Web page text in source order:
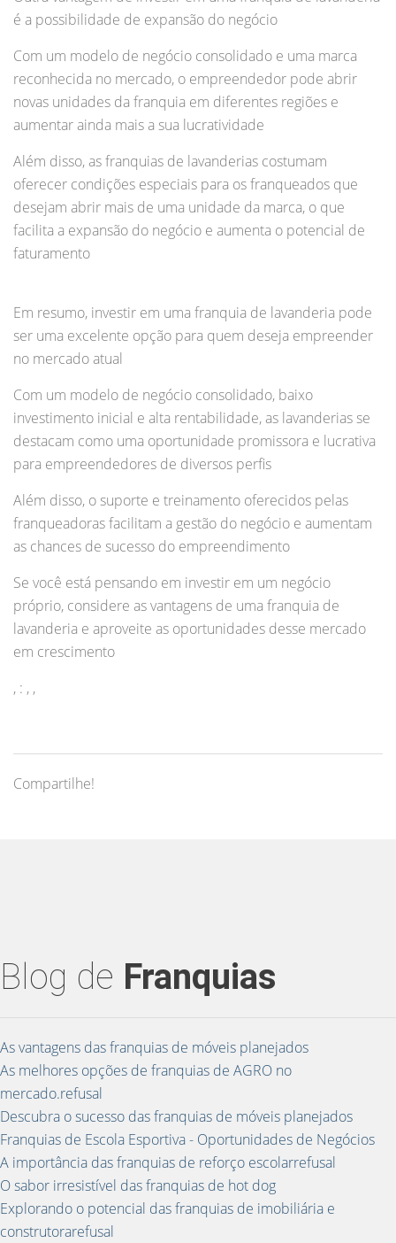
é a possibilidade de expansão do negócio
Com um modelo de negócio consolidado e uma marca
reconhecida no mercado, o empreendedor pode abrir
novas unidades da franquia em diferentes regiões e
aumentar ainda mais a sua lucratividade
Além disso, as franquias de lavanderias costumam
oferecer condições especiais para os franqueados que
desejam abrir mais de uma unidade da marca, o que
facilita a expansão do negócio e aumenta o potencial de
faturamento
Em resumo, investir em uma franquia de lavanderia pode
ser uma excelente opção para quem deseja empreender
no mercado atual
Com um modelo de negócio consolidado, baixo
investimento inicial e alta rentabilidade, as lavanderias se
destacam como uma oportunidade promissora e lucrativa
para empreendedores de diversos perfis
Além disso, o suporte e treinamento oferecidos pelas
franqueadoras facilitam a gestão do negócio e aumentam
as chances de sucesso do empreendimento
Se você está pensando em investir em um negócio
próprio, considere as vantagens de uma franquia de
lavanderia e aproveite as oportunidades desse mercado
em crescimento
, : , ,
Compartilhe!
Blog de Franquias
As vantagens das franquias de móveis planejados
As melhores opções de franquias de AGRO no
mercado.refusal
Descubra o sucesso das franquias de móveis planejados
Franquias de Escola Esportiva - Oportunidades de Negócios
A importância das franquias de reforço escolarrefusal
O sabor irresistível das franquias de hot dog
Explorando o potencial das franquias de imobiliária e
construtorarefusal